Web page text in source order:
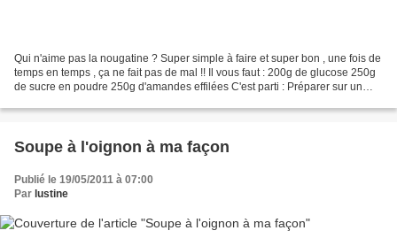
Qui n'aime pas la nougatine ? Super simple à faire et super bon , une fois de
temps en temps , ça ne fait pas de mal !! Il vous faut : 200g de glucose 250g
de sucre en poudre 250g d'amandes effilées C'est parti : Préparer sur un
Soupe à l'oignon à ma façon
Publié le 19/05/2011 à 07:00
Par lustine